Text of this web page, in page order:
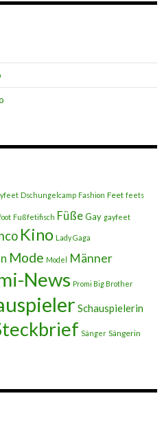
Dschungelcamp Fashion Feet feets
Fußfetifisch FüßeGay gayfeet
Kino Lady Gaga
Mode Model Männer
News Promi Big Brother
Schauspielerin
Sänger Sängerin